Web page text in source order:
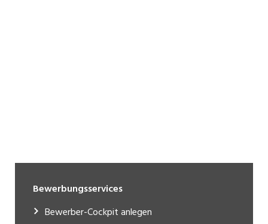
Bewerbungsservices
Bewerber-Cockpit anlegen